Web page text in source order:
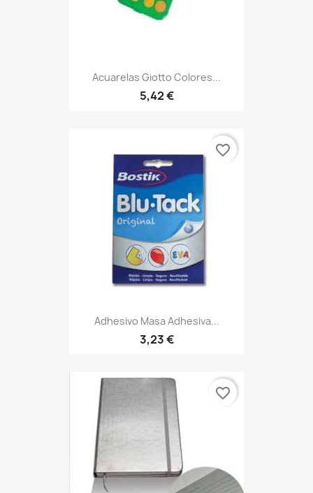
Acuarelas Giotto Colores...
5,42 €
Adhesivo Masa Adhesiva...
3,23 €
favorite_border
favorite_border